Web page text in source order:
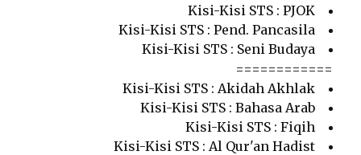
Kisi-Kisi STS : PJOK
Kisi-Kisi STS : Pend. Pancasila
Kisi-Kisi STS : Seni Budaya
============
Kisi-Kisi STS : Akidah Akhlak
Kisi-Kisi STS : Bahasa Arab
Kisi-Kisi STS : Fiqih
Kisi-Kisi STS : Al Qur'an Hadist